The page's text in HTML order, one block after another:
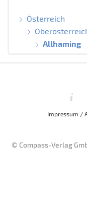
Österreich
Allhaming
Impressum /
© Compass-Verlag